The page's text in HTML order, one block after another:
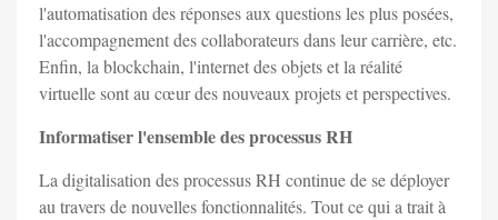
l'automatisation des réponses aux questions les plus posées,
l'accompagnement des collaborateurs dans leur carrière, etc.
Enfin, la blockchain, l'internet des objets et la réalité
virtuelle sont au cœur des nouveaux projets et perspectives.
Informatiser l'ensemble des processus RH
La digitalisation des processus RH continue de se déployer
au travers de nouvelles fonctionnalités. Tout ce qui a trait à